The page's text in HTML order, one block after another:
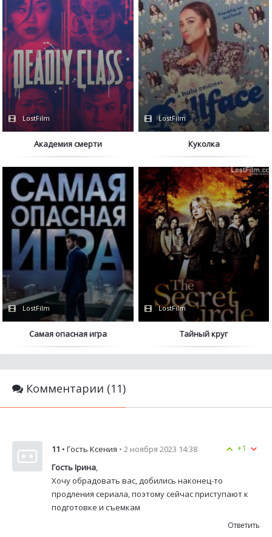
LostFilm
Академия смерти
LostFilm
Куколка
LostFilm
Самая опасная игра
LostFilm
Тайный круг
Комментарии (11)
+1
11 • Гость Ксения • 2 ноября 2023 14:38
Гость Ірина
Хочу обрадовать вас, добились наконец-то
продления сериала, поэтому сейчас приступают к
подготовке и съемкам
Ответить